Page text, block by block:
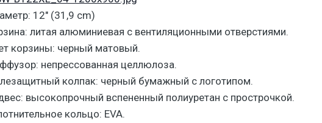
12″ (31,9 cm)
литая алюминиевая c вентиляционными отверстиями.
корзины: черный матовый.
непрессованная целлюлоза.
колпак: черный бумажный с логотипом.
высокопрочный вспененный полиуретан с прострочкой.
кольцо: EVA.